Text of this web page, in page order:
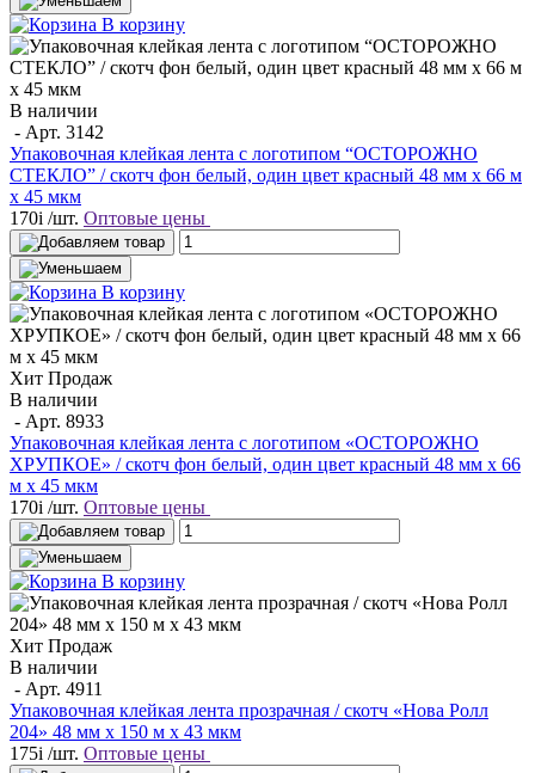
В корзину
В наличии
- Арт. 3142
Упаковочная клейкая лента с логотипом “ОСТОРОЖНО
СТЕКЛО” / скотч фон белый, один цвет красный 48 мм х 66 м
х 45 мкм
170i /шт. Оптовые цены
В корзину
Хит Продаж
В наличии
- Арт. 8933
Упаковочная клейкая лента с логотипом «ОСТОРОЖНО
ХРУПКОЕ» / скотч фон белый, один цвет красный 48 мм х 66
м х 45 мкм
170i /шт. Оптовые цены
В корзину
Хит Продаж
В наличии
- Арт. 4911
Упаковочная клейкая лента прозрачная / скотч «Нова Ролл
204» 48 мм х 150 м х 43 мкм
175i /шт. Оптовые цены